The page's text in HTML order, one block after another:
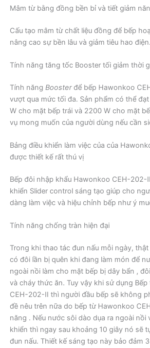
Mâm từ bằng đồng bền bỉ và tiết giảm
Cấu tạo mâm từ chất liệu đồng để bếp
nâng cao sự bền lâu và giảm tiêu hao điện.
Tính năng tăng tốc Booster tối giảm thời
Tính năng Boosterđể bếp Hawonkoo
vượt qua mức tối đa. Sản phẩm có thể
W cho mặt bếp trái và 2200 W cho mặt
vụ mong muốn của người dùng nếu cần
Bảng điều khiển làm việc của của
được thiết kế rất thú vị
Bếp đôi nhập khẩu Hawonkoo CEH-202-
khiển Slider control sáng tạo giúp cho
dàng làm việc và hiệu chỉnh bếp như ý
Tính năng chống tràn hiện đại
Trong khi thao tác đun nấu mỗi ngày,
có đôi lần bị quên khi đang làm món để
ngoài nồi làm cho mặt bếp bị dây bẩn ,
và cháy thức ăn. Tuy vậy khi sử dụng
CEH-202-II thì người đầu bếp sẽ không
đề nêu trên nữa do bếp từ Hawonkoo
năng . Nếu nước sôi dào dụa ra ngoài nồi
khiển thì ngay sau khoảng 10 giây nó sẽ
đun nấu. Thiết kế sáng tạo này bảo đảm